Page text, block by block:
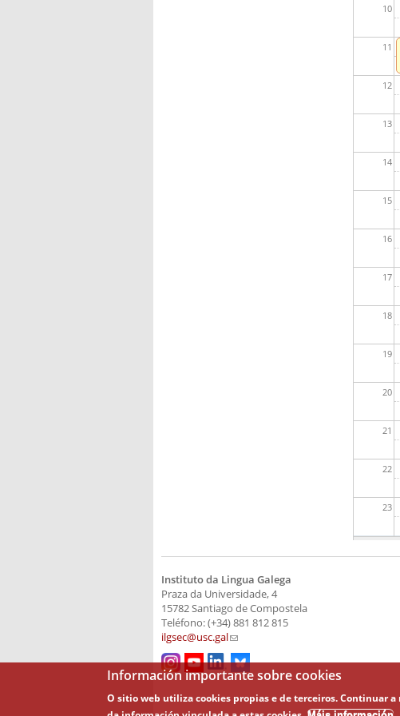
10
11
12
13
14
15
16
17
18
19
20
21
22
23
Instituto da Lingua Galega
Praza da Universidade, 4
15782 Santiago de Compostela
Teléfono: (+34) 881 812 815
ilgsec@usc.gal(link sends e-mail)
Información importante sobre cookies
O sitio web utiliza cookies propias e de terceiros. Continuar